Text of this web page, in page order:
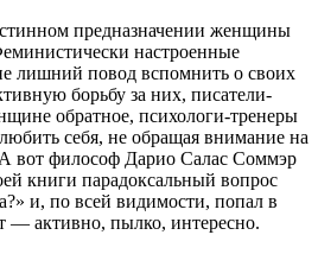
предназначении женщины
настроенные
лишний повод вспомнить о своих
борьбу за них, писатели-
обратное, психологи-тренеры
себя, не обращая внимание на
вот философ Дарио Салас Соммэр
книги парадоксальный вопрос
и, по всей видимости, попал в
— активно, пылко, интересно.